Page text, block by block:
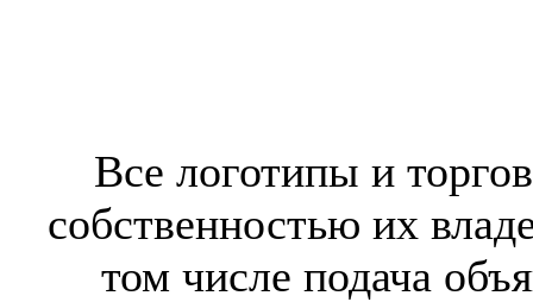
Все логотипы и
собственностью их
том числе подача